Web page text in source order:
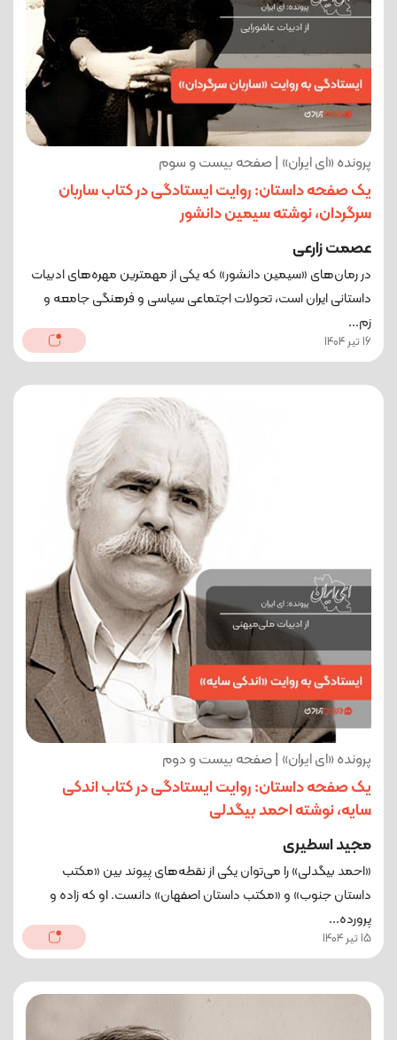
پرونده «ای ایران» | صفحه بیست و سوم
یک صفحه داستان: روایت ایستادگی در کتاب ساربان
سرگردان، نوشته سیمین دانشور
عصمت زارعی
در رمان‌های «سیمین دانشور» که یکی از مهمترین مهره‌های ادبیات
داستانی ایران است، تحولات اجتماعی سیاسی و فرهنگی جامعه و
زم...
16 تیر 1404
پرونده «ای ایران» | صفحه بیست و دوم
یک صفحه داستان: روایت ایستادگی در کتاب اندکی
سایه، نوشته احمد بیگدلی
مجید اسطیری
«احمد بیگدلی» را می‌توان یکی از نقطه‌های پیوند بین «مکتب
داستان جنوب» و «مکتب داستان اصفهان» دانست. او که زاده و
پرورده‌...
15 تیر 1404